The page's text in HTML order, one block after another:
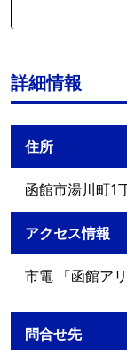
詳細情報
住所
函館市湯川町1
アクセス情報
市電 「函館ア
問合せ先